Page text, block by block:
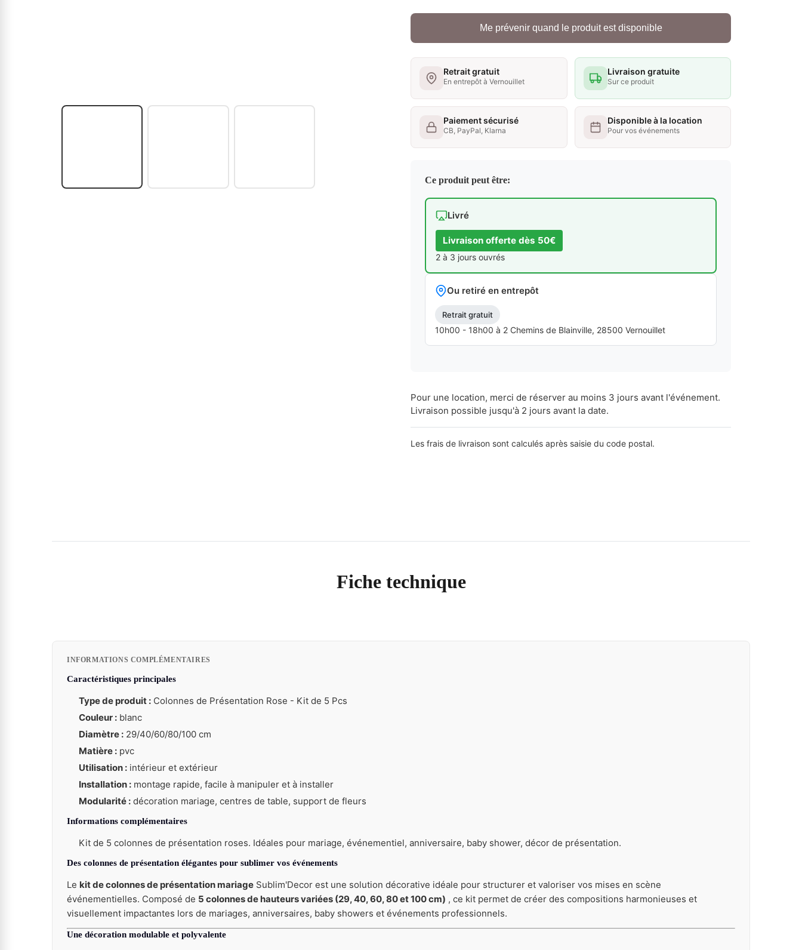
Me prévenir quand le produit est disponible
Retrait gratuit
En entrepôt à Vernouillet
Livraison gratuite
Sur ce produit
Paiement sécurisé
CB, PayPal, Klarna
Disponible à la location
Pour vos événements
Ce produit peut être:
Livré
Livraison offerte dès 50€
2 à 3 jours ouvrés
Ou retiré en entrepôt
Retrait gratuit
10h00 - 18h00 à 2 Chemins de Blainville, 28500 Vernouillet
Pour une location, merci de réserver au moins 3 jours avant l'événement.
Livraison possible jusqu'à 2 jours avant la date.
Les frais de livraison sont calculés après saisie du code postal.
Fiche technique
INFORMATIONS COMPLÉMENTAIRES
Caractéristiques principales
Type de produit : Colonnes de Présentation Rose - Kit de 5 Pcs
Couleur : blanc
Diamètre : 29/40/60/80/100 cm
Matière : pvc
Utilisation : intérieur et extérieur
Installation : montage rapide, facile à manipuler et à installer
Modularité : décoration mariage, centres de table, support de fleurs
Informations complémentaires
Kit de 5 colonnes de présentation roses. Idéales pour mariage, événementiel, anniversaire, baby shower, décor de présentation.
Des colonnes de présentation élégantes pour sublimer vos événements
Le kit de colonnes de présentation mariage Sublim'Decor est une solution décorative idéale pour structurer et valoriser vos mises en scène
événementielles. Composé de 5 colonnes de hauteurs variées (29, 40, 60, 80 et 100 cm) , ce kit permet de créer des compositions harmonieuses et
visuellement impactantes lors de mariages, anniversaires, baby showers et événements professionnels.
Une décoration modulable et polyvalente